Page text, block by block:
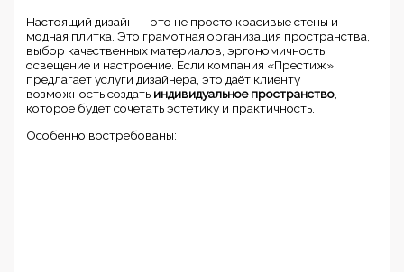
Настоящий дизайн — это не просто красивые стены и
модная плитка. Это грамотная организация пространства,
выбор качественных материалов, эргономичность,
освещение и настроение. Если компания «Престиж»
предлагает услуги дизайнера, это даёт клиенту
возможность создать индивидуальное пространство
которое будет сочетать эстетику и практичность.
Особенно востребованы: